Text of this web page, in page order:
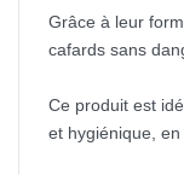
Grâce à leur
cafards sans
Ce produit est
et hygiénique,